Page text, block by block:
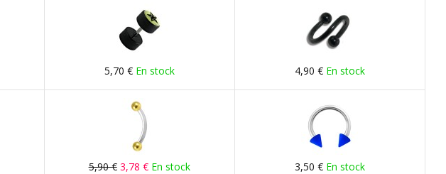
5,70 € En stock 4,90 € En stock
5,90 € 3,78 € En stock 3,50 € En stock